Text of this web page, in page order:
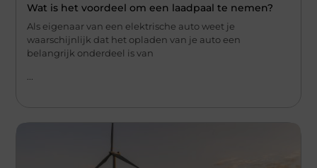
Wat is het voordeel om een laadpaal te nemen?
Als eigenaar van een elektrische auto weet je
waarschijnlijk dat het opladen van je auto een
belangrijk onderdeel is van